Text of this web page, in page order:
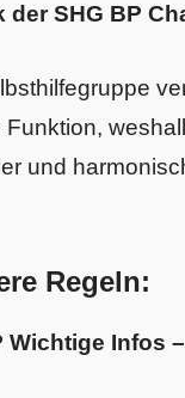
der SHG BP
und
Regeln:
Wichtige Infos